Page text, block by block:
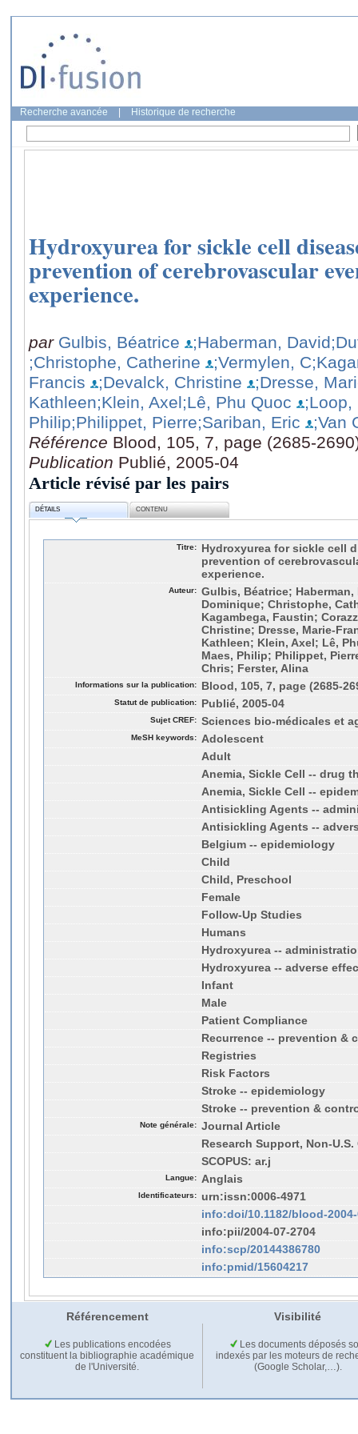
Recherche avancée Historique de recherche
Hydroxyurea for sickle cell
prevention of cerebrovascular
experience.
par Gulbis, Béatrice ;Haberman, David
;Christophe, Catherine
;Vermylen, C
Francis
;Devalck, Christine
;Dresse,
Kathleen;Klein, Axel;Lê, Phu Quoc
;Loop,
Philip;Philippet, Pierre;Sariban, Eric
;Van
Référence Blood, 105, 7, page (2685-
Publication Publié, 2005-04
Article révisé par les pairs
DÉTAILS CONTENU
Titre:
Hydroxyurea for sickle cell
prevention of
experience.
Auteur: Gulbis, Béatrice; Haberman,
Dominique; Christophe,
Kagambega, Faustin;
Christine; Dresse, Marie-
Kathleen; Klein, Axel; Lê,
Maes, Philip; Philippet,
Chris; Ferster, Alina
Informations sur la publication: Blood, 105, 7, page (2685-
Statut de publication: Publié, 2005-04
Sujet CREF: Sciences bio-médicales et
MeSH keywords:
Adolescent
Adult
Anemia, Sickle Cell -- drug
Anemia, Sickle Cell --
Antisickling Agents --
Antisickling Agents --
Belgium -- epidemiology
Child
Child, Preschool
Female
Follow-Up Studies
Humans
Hydroxyurea --
Hydroxyurea -- adverse
Infant
Male
Patient Compliance
Recurrence -- prevention &
Registries
Risk Factors
Stroke -- epidemiology
Stroke -- prevention &
Note générale: Journal Article
Research Support, Non-U.S.
SCOPUS: ar.j
Langue: Anglais
Identificateurs:
urn:issn:0006-4971
info:doi/10.1182/blood-
info:pii/2004-07-2704
info:scp/20144386780
info:pmid/15604217
Référencement Visibilité
Les publications encodées
constituent la bibliographie académique
de l'Université.
Les documents déposés
indexés par les moteurs de
(Google Scholar,…).